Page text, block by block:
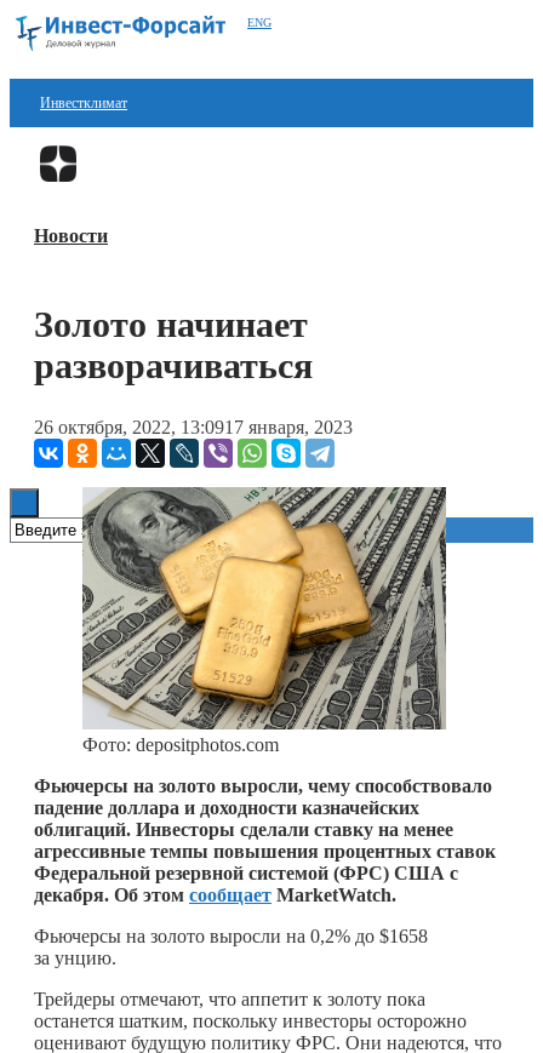
ENG
Инвестклимат
Финансы
Блокчейн
Книги
Новости
Золото начинает
разворачиваться
26 октября, 2022, 13:0917 января, 2023
Фото: depositphotos.com
Фьючерсы на золото выросли, чему способствовало
падение доллара и доходности казначейских
облигаций. Инвесторы сделали ставку на менее
агрессивные темпы повышения процентных ставок
Федеральной резервной системой (ФРС) США с
декабря. Об этом сообщает MarketWatch.
Фьючерсы на золото выросли на 0,2% до $1658
за унцию.
Трейдеры отмечают, что аппетит к золоту пока
останется шатким, поскольку инвесторы осторожно
оценивают будущую политику ФРС. Они надеются, что